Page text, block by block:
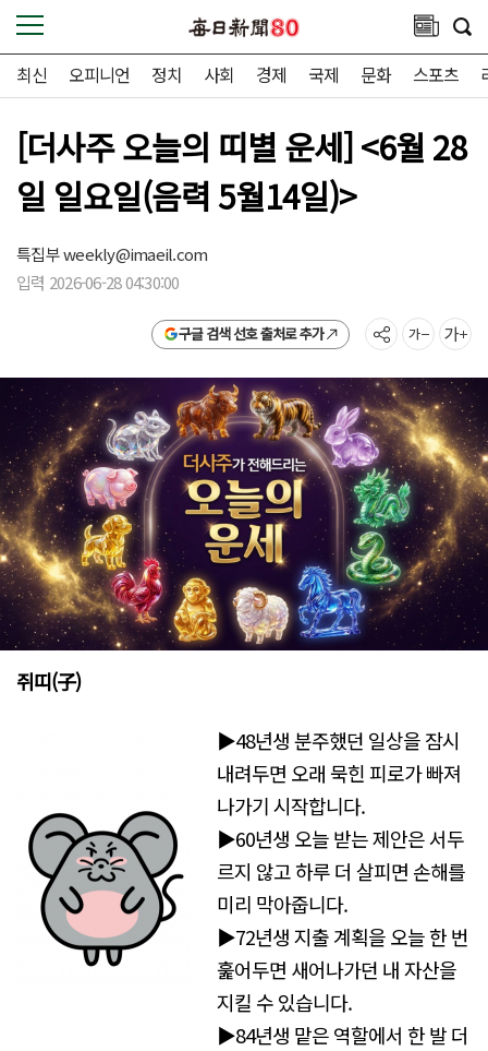
최신 오피니언 정치 사회 경제 국제 문화 스포츠
[더사주 오늘의 띠별 운세] <6월 28
일 일요일(음력 5월14일)>
특집부weekly@imaeil.com
입력 2026-06-28 04:30:00
구글 검색 선호 출처로 추가
쥐띠(子)
▶48년생 분주했던 일상을 잠시
내려두면 오래 묵힌 피로가 빠져
나가기 시작합니다.
▶60년생 오늘 받는 제안은 서두
르지 않고 하루 더 살피면 손해를
미리 막아줍니다.
▶72년생 지출 계획을 오늘 한 번
훑어두면 새어나가던 내 자산을
지킬 수 있습니다.
▶84년생 맡은 역할에서 한 발 더